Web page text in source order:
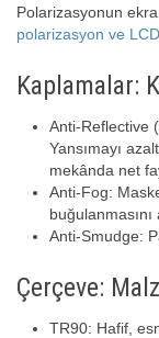
Polarizasyonun
polarizasyon ve
Kaplamalar:
Anti-Reflective
Yansımayı
mekânda net
Anti-Fog:
buğulanmasını
Anti-Smudge:
Çerçeve:
TR90: Hafif,